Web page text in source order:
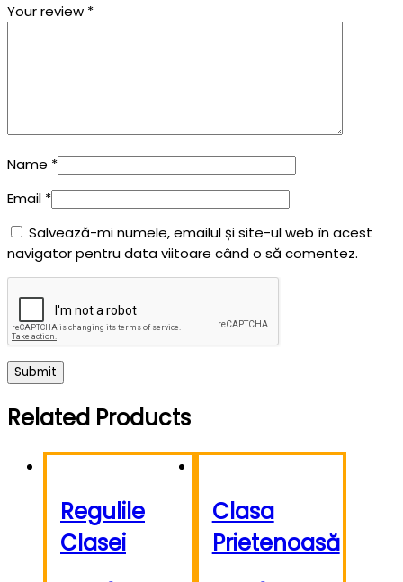
Your review *
Name *
Email *
Salvează-mi numele, emailul și site-ul web în acest
navigator pentru data viitoare când o să comentez.
Related Products
Regulile
Clasei
Clasa
Prietenoasă